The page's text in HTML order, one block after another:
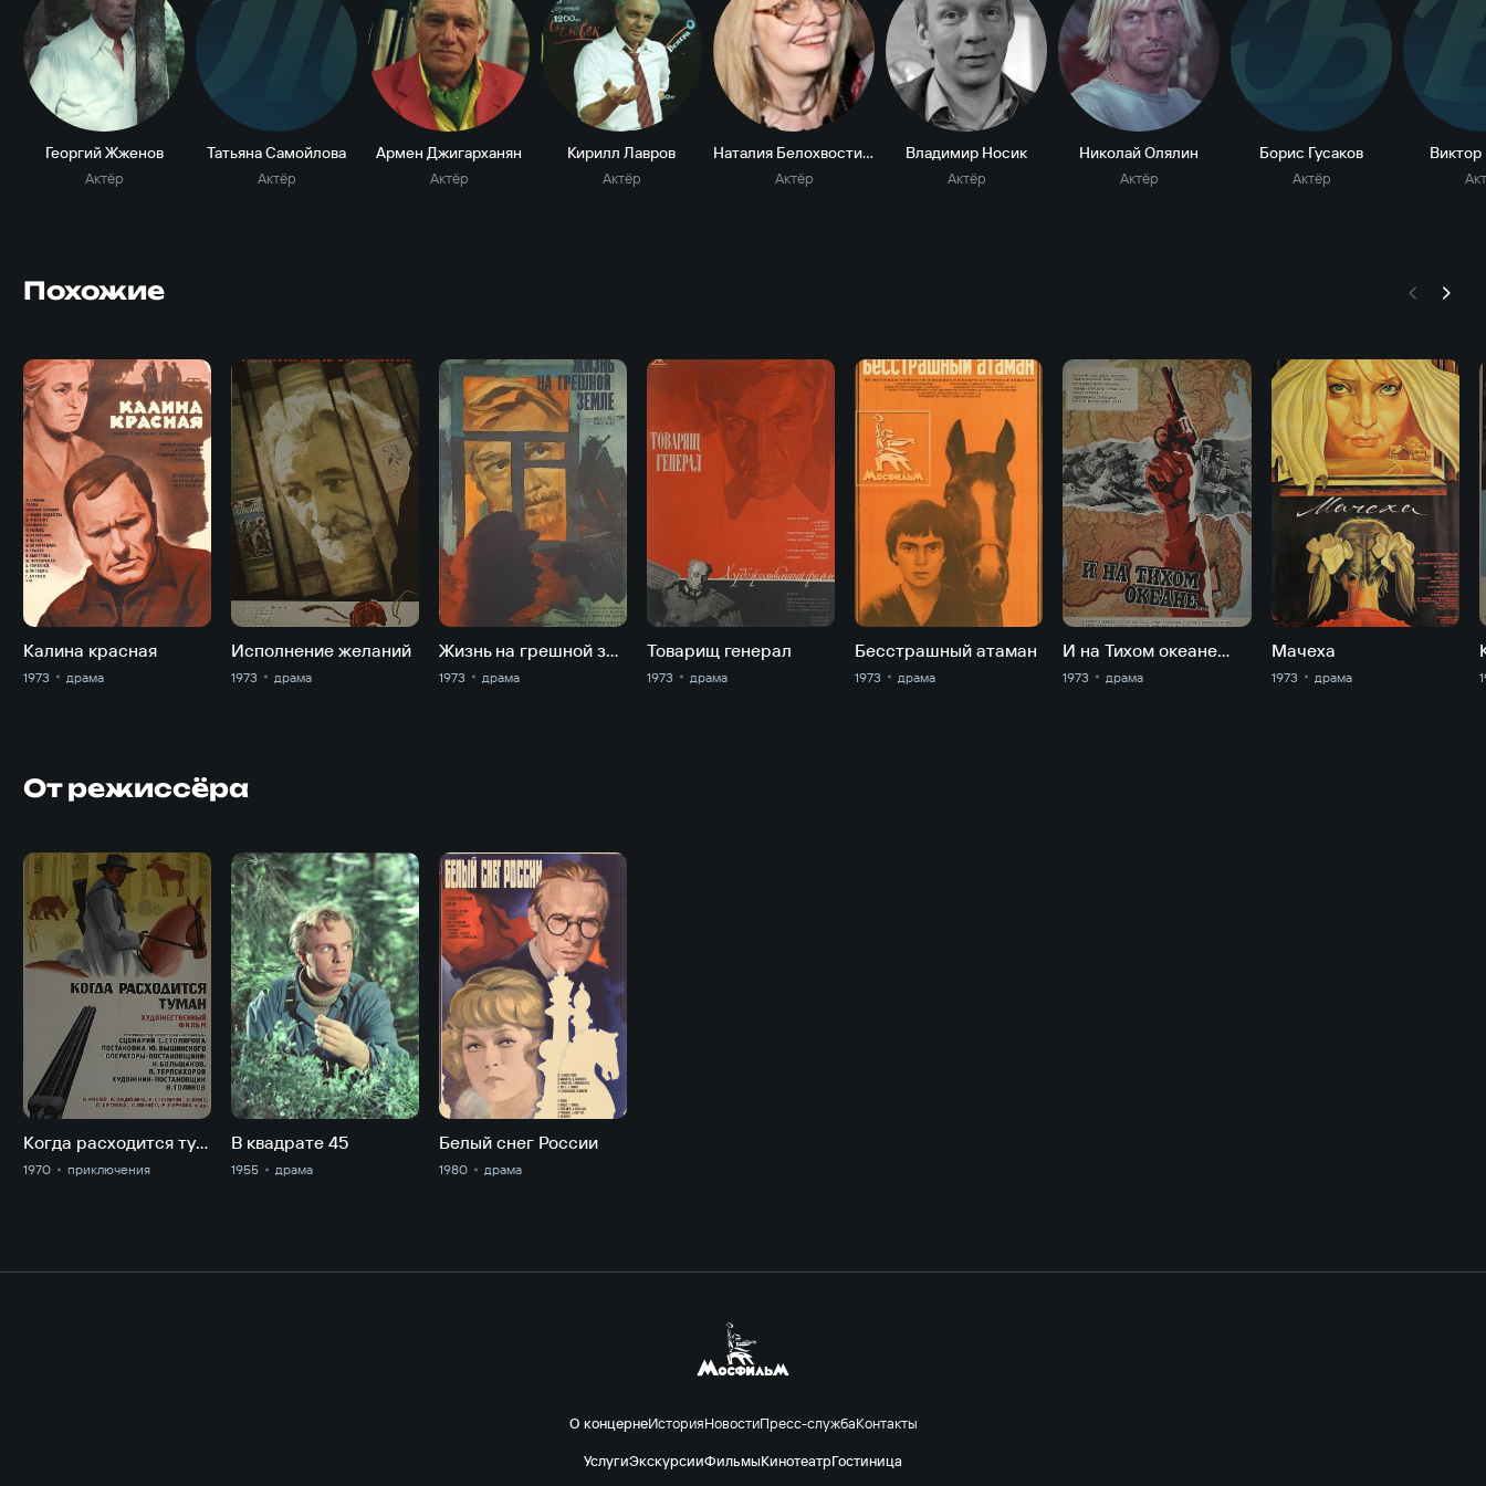
Георгий Жженов
Актёр
Т
Татьяна Самойлова
Актёр
Армен Джигарханян
Актёр
Кирилл Лавров
Актёр
Наталия Белохвостикова
Актёр
Владимир Носик
Актёр
Николай Олялин
Актёр
Б
Борис Гусаков
Актёр
Похожие
Калина красная
1973 драма
Исполнение желаний
1973 драма
Жизнь на грешной земле
1973 драма
Товарищ генерал
1973 драма
Бесстрашный атаман
1973 драма
И на Тихом океане…
1973 драма
Мачеха
1973 драма
От режиссёра
Когда расходится туман
1970 приключе­ния
В квадрате 45
1955 драма
Белый снег России
1980 драма
О концернеИсторияНовостиПресс-службаКонтакты
УслугиЭкскурсииФильмыКинотеатрГостиница